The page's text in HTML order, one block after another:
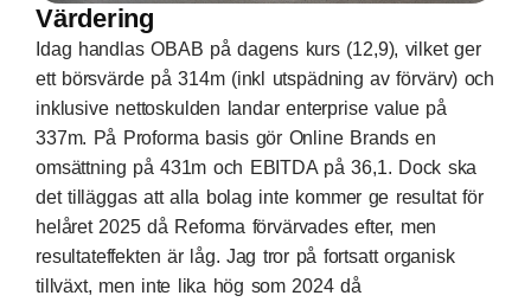
Värdering
Idag handlas OBAB på dagens kurs (12,9), vilket ger
ett börsvärde på 314m (inkl utspädning av förvärv) och
inklusive nettoskulden landar enterprise value på
337m. På Proforma basis gör Online Brands en
omsättning på 431m och EBITDA på 36,1. Dock ska
det tilläggas att alla bolag inte kommer ge resultat för
helåret 2025 då Reforma förvärvades efter, men
resultateffekten är låg. Jag tror på fortsatt organisk
tillväxt, men inte lika hög som 2024 då